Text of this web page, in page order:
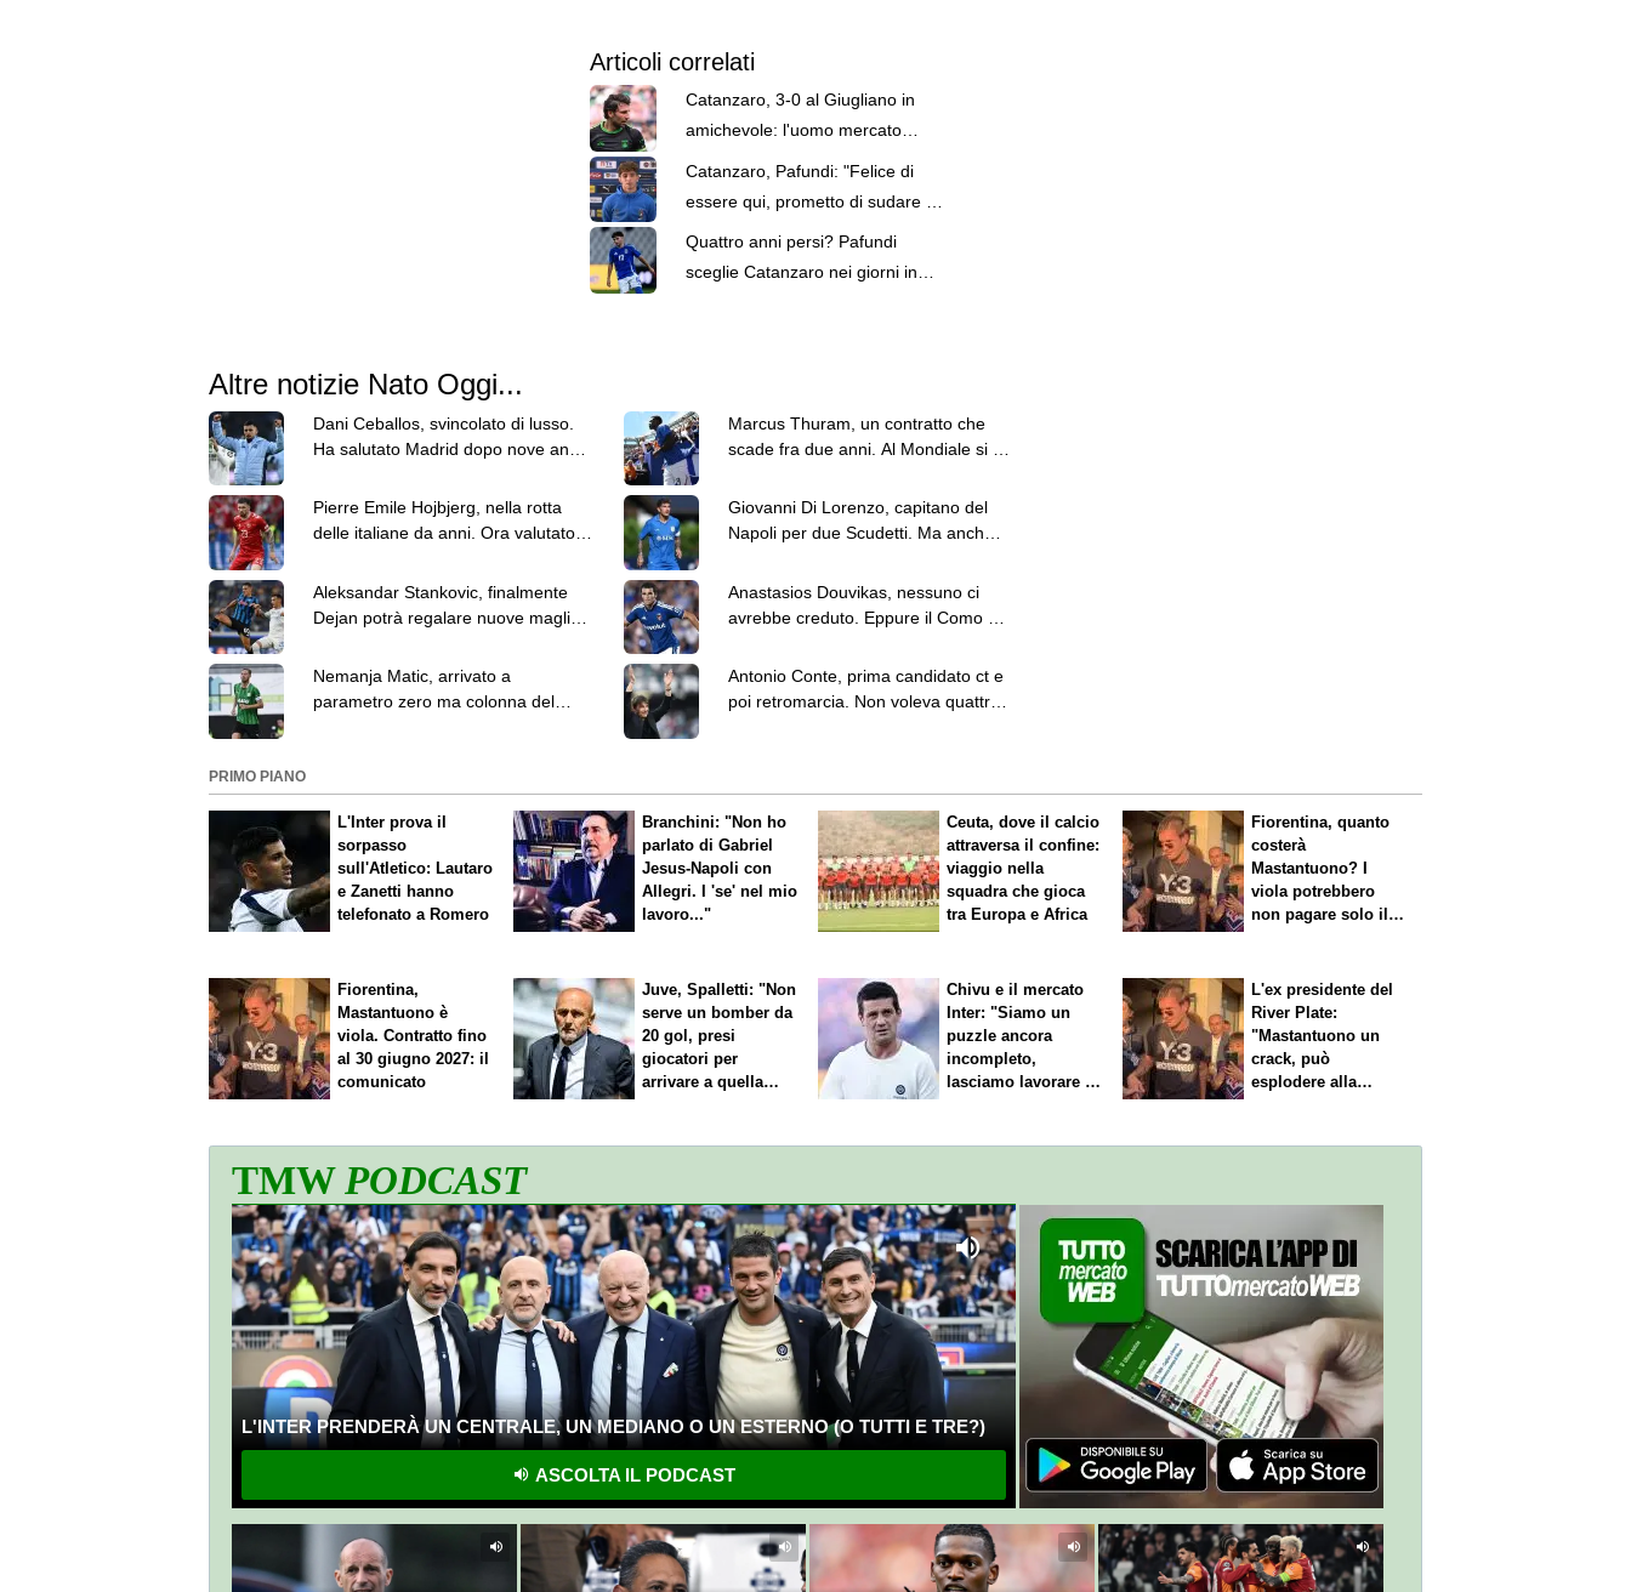
Articoli correlati
Catanzaro, 3-0 al Giugliano in
amichevole: l'uomo mercato
Catanzaro, Pafundi: "Felice di
essere qui, prometto di sudare la
maglia"
Quattro anni persi? Pafundi
sceglie Catanzaro nei giorni in
Altre notizie Nato Oggi...
Dani Ceballos, svincolato di lusso.
Ha salutato Madrid dopo nove anni,
Marcus Thuram, un contratto che
scade fra due anni. Al Mondiale si è
Pierre Emile Hojbjerg, nella rotta
delle italiane da anni. Ora valutato
Giovanni Di Lorenzo, capitano del
Napoli per due Scudetti. Ma anche
Aleksandar Stankovic, finalmente
Dejan potrà regalare nuove maglie e
Anastasios Douvikas, nessuno ci
avrebbe creduto. Eppure il Como ha
Nemanja Matic, arrivato a
parametro zero ma colonna del
Antonio Conte, prima candidato ct e
poi retromarcia. Non voleva quattro
PRIMO PIANO
L'Inter prova il
sorpasso
sull'Atletico: Lautaro
e Zanetti hanno
telefonato a Romero
Branchini: "Non ho
parlato di Gabriel
Jesus-Napoli con
Allegri. I 'se' nel mio
lavoro..."
Ceuta, dove il calcio
attraversa il confine:
viaggio nella
squadra che gioca
tra Europa e Africa
Fiorentina, quanto
costerà
Mastantuono? I
viola potrebbero
non pagare solo il
Fiorentina,
Mastantuono è
viola. Contratto fino
al 30 giugno 2027: il
comunicato
Juve, Spalletti: "Non
serve un bomber da
20 gol, presi
giocatori per
arrivare a quella
Chivu e il mercato
Inter: "Siamo un
puzzle ancora
incompleto,
lasciamo lavorare i
L'ex presidente del
River Plate:
"Mastantuono un
crack, può
esplodere alla
TMWPODCAST
L'INTER PRENDERÀ UN CENTRALE, UN MEDIANO O UN ESTERNO (O TUTTI E TRE?)
ASCOLTA IL PODCAST